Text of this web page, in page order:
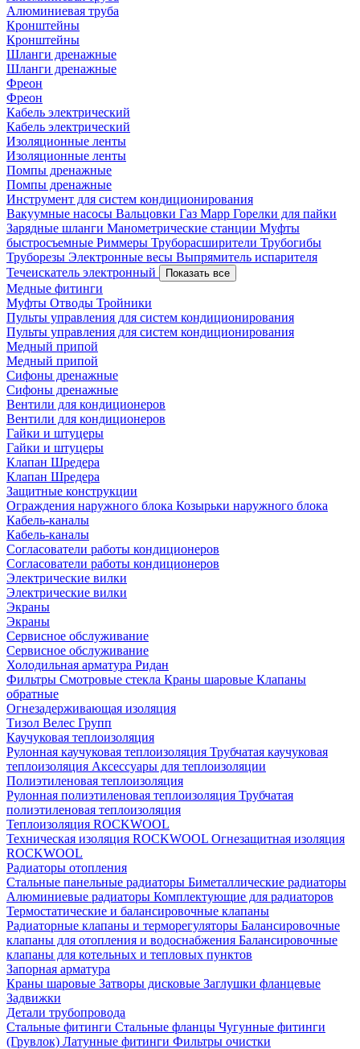
Алюминиевая труба
Кронштейны
Кронштейны
Шланги дренажные
Шланги дренажные
Фреон
Фреон
Кабель электрический
Кабель электрический
Изоляционные ленты
Изоляционные ленты
Помпы дренажные
Помпы дренажные
Инструмент для систем кондиционирования
Вакуумные насосы Вальцовки Газ Mapp Горелки для пайки
Зарядные шланги Манометрические станции Муфты
быстросъемные Риммеры Труборасширители Трубогибы
Труборезы Электронные весы Выпрямитель испарителя
Течеискатель электронный
Показать все
Медные фитинги
Муфты Отводы Тройники
Пульты управления для систем кондиционирования
Пульты управления для систем кондиционирования
Медный припой
Медный припой
Сифоны дренажные
Сифоны дренажные
Вентили для кондиционеров
Вентили для кондиционеров
Гайки и штуцеры
Гайки и штуцеры
Клапан Шредера
Клапан Шредера
Защитные конструкции
Ограждения наружного блока Козырьки наружного блока
Кабель-каналы
Кабель-каналы
Согласователи работы кондиционеров
Согласователи работы кондиционеров
Электрические вилки
Электрические вилки
Экраны
Экраны
Сервисное обслуживание
Сервисное обслуживание
Холодильная арматура Ридан
Фильтры Смотровые стекла Краны шаровые Клапаны
обратные
Огнезадерживающая изоляция
Тизол Велес Групп
Каучуковая теплоизоляция
Рулонная каучуковая теплоизоляция Трубчатая каучуковая
теплоизоляция Аксессуары для теплоизоляции
Полиэтиленовая теплоизоляция
Рулонная полиэтиленовая теплоизоляция Трубчатая
полиэтиленовая теплоизоляция
Теплоизоляция ROCKWOOL
Техническая изоляция ROCKWOOL Огнезащитная изоляция
ROCKWOOL
Радиаторы отопления
Стальные панельные радиаторы Биметаллические радиаторы
Алюминиевые радиаторы Комплектующие для радиаторов
Термостатические и балансировочные клапаны
Радиаторные клапаны и терморегуляторы Балансировочные
клапаны для отопления и водоснабжения Балансировочные
клапаны для котельных и тепловых пунктов
Запорная арматура
Краны шаровые Затворы дисковые Заглушки фланцевые
Задвижки
Детали трубопровода
Стальные фитинги Стальные фланцы Чугунные фитинги
(Грувлок) Латунные фитинги Фильтры очистки